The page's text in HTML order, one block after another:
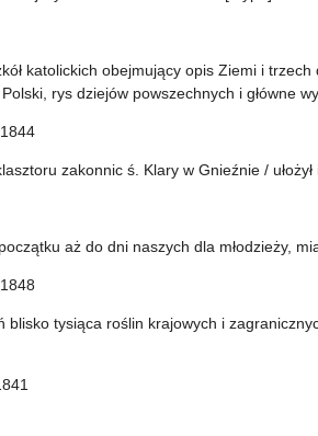
katolickich obejmujący opis Ziemi i trzech
rys dziejów powszechnych i główne
zakonnic ś. Klary w Gnieźnie / ułożył
aż do dni naszych dla młodzieży,
blisko tysiąca roślin krajowych i